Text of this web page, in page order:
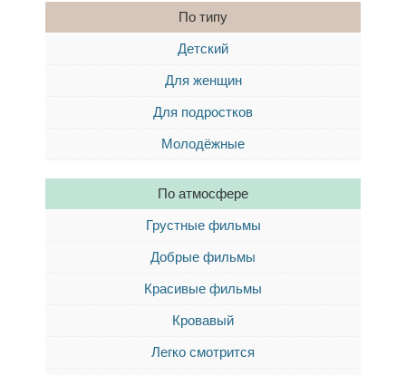
По типу
Детский
Для женщин
Для подростков
Молодёжные
По атмосфере
Грустные фильмы
Добрые фильмы
Красивые фильмы
Кровавый
Легко смотрится